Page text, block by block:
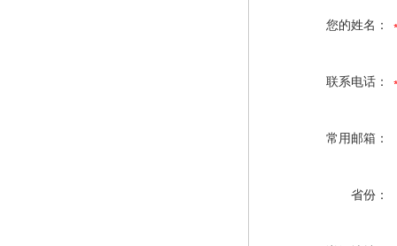
您的姓名：
联系电话：
常用邮箱：
省份：